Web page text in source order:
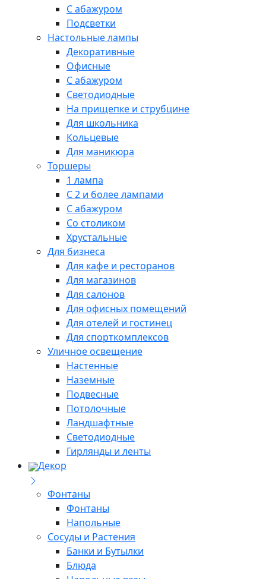
С абажуром
Подсветки
Настольные лампы
Декоративные
Офисные
С абажуром
Светодиодные
На прищепке и струбцине
Для школьника
Кольцевые
Для маникюра
Торшеры
1 лампа
С 2 и более лампами
С абажуром
Со столиком
Хрустальные
Для бизнеса
Для кафе и ресторанов
Для магазинов
Для салонов
Для офисных помещений
Для отелей и гостинец
Для спорткомплексов
Уличное освещение
Настенные
Наземные
Подвесные
Потолочные
Ландшафтные
Светодиодные
Гирлянды и ленты
Декор
Фонтаны
Фонтаны
Напольные
Сосуды и Растения
Банки и Бутылки
Блюда